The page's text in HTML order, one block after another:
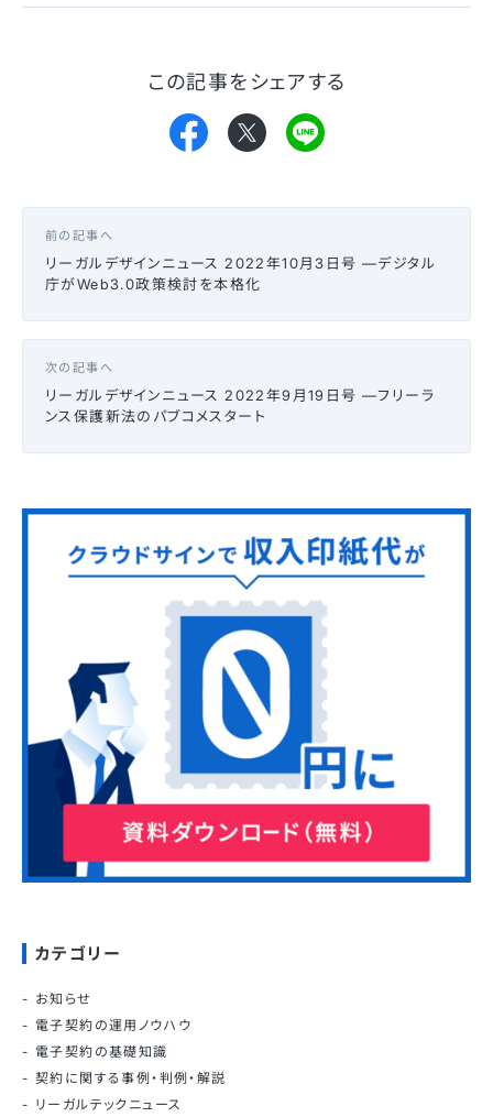
この記事をシェアする
前の記事へ
リーガルデザインニュース 2022年10月3日号 —デジタル
庁がWeb3.0政策検討を本格化
次の記事へ
リーガルデザインニュース 2022年9月19日号 —フリーラ
ンス保護新法のパブコメスタート
カテゴリー
お知らせ
電子契約の運用ノウハウ
電子契約の基礎知識
契約に関する事例・判例・解説
リーガルテックニュース